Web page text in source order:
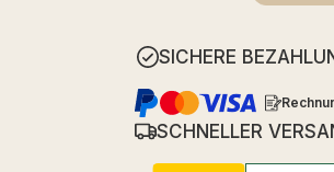
SICHERE
SCHNELLER